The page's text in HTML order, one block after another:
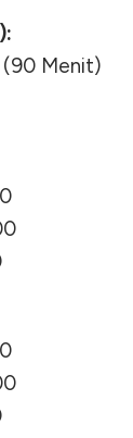
(90 Menit)